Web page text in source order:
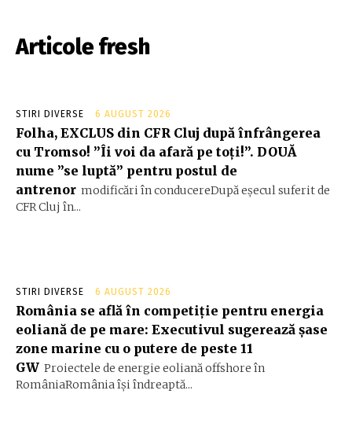
Articole fresh
STIRI DIVERSE 6 AUGUST 2026
Folha, EXCLUS din CFR Cluj după înfrângerea
cu Tromso! ”Îi voi da afară pe toți!”. DOUĂ
nume ”se luptă” pentru postul de
antrenor modificări în conducereDupă eșecul suferit de
CFR Cluj în...
STIRI DIVERSE 6 AUGUST 2026
România se află în competiție pentru energia
eoliană de pe mare: Executivul sugerează șase
zone marine cu o putere de peste 11
GW Proiectele de energie eoliană offshore în
RomâniaRomânia își îndreaptă...